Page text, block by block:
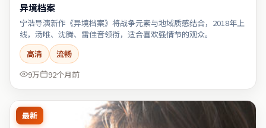
异境档案
宁浩导演新作《异境档案》将战争元素与地域质感结合，2018年上
线，汤唯、沈腾、雷佳音领衔，适合喜欢强情节的观众。
高清
流畅
9万
92个月前
最新